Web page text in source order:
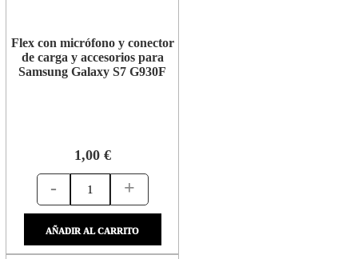
Flex con micrófono y conector
de carga y accesorios para
Samsung Galaxy S7 G930F
1,00 €
- +
AÑADIR AL CARRITO